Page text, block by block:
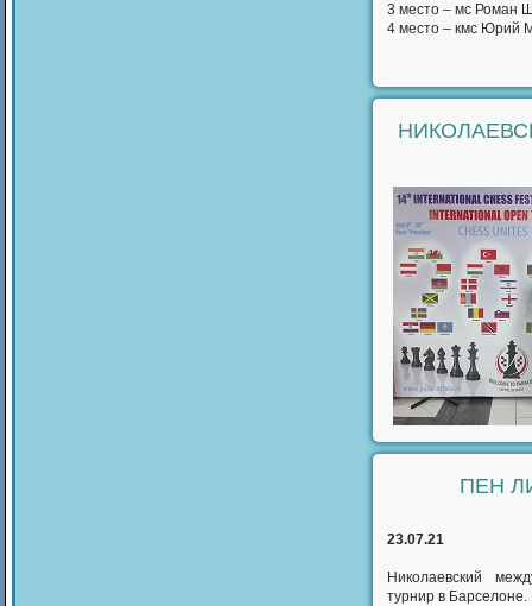
3 место – мс Роман
4 место – кмс Юрий
ПЕН
23.07.21
Николаевский
турнир в